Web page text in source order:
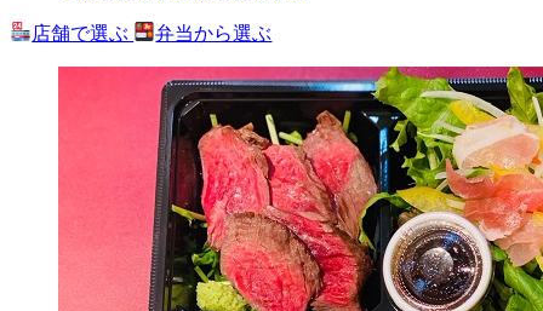
店舗で選ぶ 弁当から選ぶ